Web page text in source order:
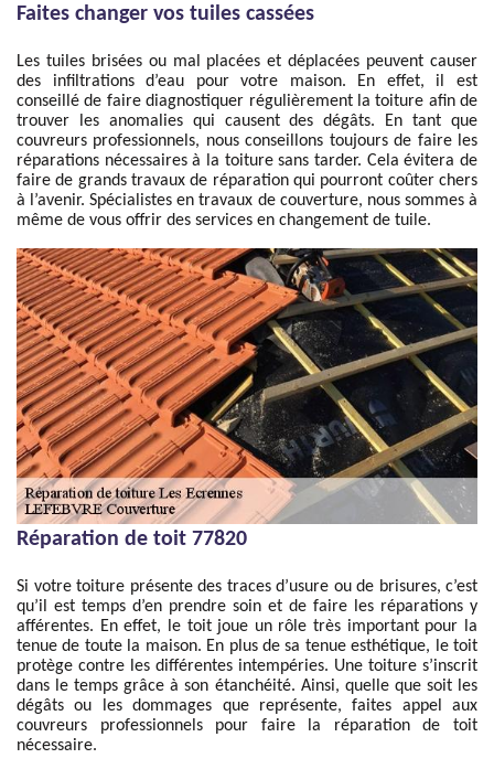
Faites changer vos tuiles cassées
Les tuiles brisées ou mal placées et déplacées peuvent causer
des infiltrations d’eau pour votre maison. En effet, il est
conseillé de faire diagnostiquer régulièrement la toiture afin de
trouver les anomalies qui causent des dégâts. En tant que
couvreurs professionnels, nous conseillons toujours de faire les
réparations nécessaires à la toiture sans tarder. Cela évitera de
faire de grands travaux de réparation qui pourront coûter chers
à l’avenir. Spécialistes en travaux de couverture, nous sommes à
même de vous offrir des services en changement de tuile.
Réparation de toit 77820
Si votre toiture présente des traces d’usure ou de brisures, c’est
qu’il est temps d’en prendre soin et de faire les réparations y
afférentes. En effet, le toit joue un rôle très important pour la
tenue de toute la maison. En plus de sa tenue esthétique, le toit
protège contre les différentes intempéries. Une toiture s’inscrit
dans le temps grâce à son étanchéité. Ainsi, quelle que soit les
dégâts ou les dommages que représente, faites appel aux
couvreurs professionnels pour faire la réparation de toit
nécessaire.